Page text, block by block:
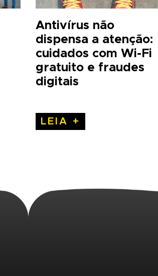
Antivírus não
dispensa a atenção:
cuidados com Wi-Fi
gratuito e fraudes
digitais
LEIA +